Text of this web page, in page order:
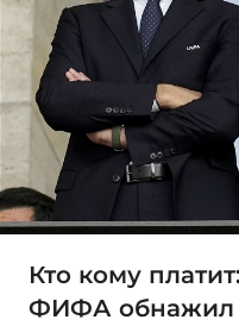
Кто кому
ФИФА обнажил